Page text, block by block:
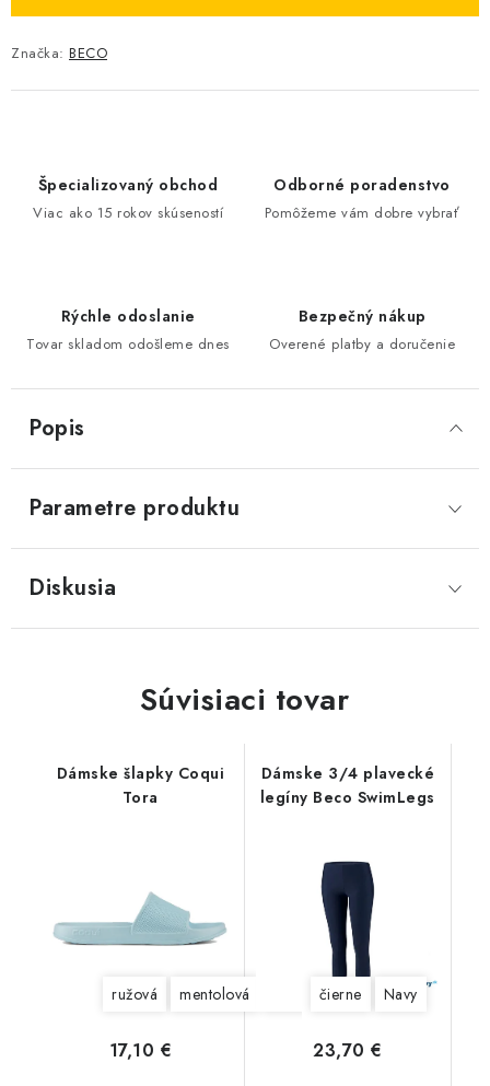
Značka: BECO
Špecializovaný obchod
Viac ako 15 rokov skúseností
Odborné poradenstvo
Pomôžeme vám dobre vybrať
Rýchle odoslanie
Tovar skladom odošleme dnes
Bezpečný nákup
Overené platby a doručenie
Popis
Parametre produktu
Diskusia
Súvisiaci tovar
Dámske šlapky Coqui
Tora
ružová mentolová svetlomodrá
17,10 €
Dámske 3/4 plavecké
legíny Beco SwimLegs
čierne Navy
23,70 €